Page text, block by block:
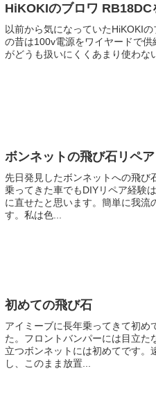
HiKOKIのブロワ RB18DC
以前から気になっていたHiKOKI
の昔は100v電源をワイヤードで
がどうも扱いにくくあまり使わな
ボンネットの飛び石リペア
先日発見したボンネットへの飛び
乗ってきた車でもDIYリペア経験
に直せたと思います。簡単に我流
す。私は色...
初めての飛び石
アイミーブに長年乗ってきて初め
た。フロントバンパーには目立た
立つボンネットには初めてです。
し、このまま放置...